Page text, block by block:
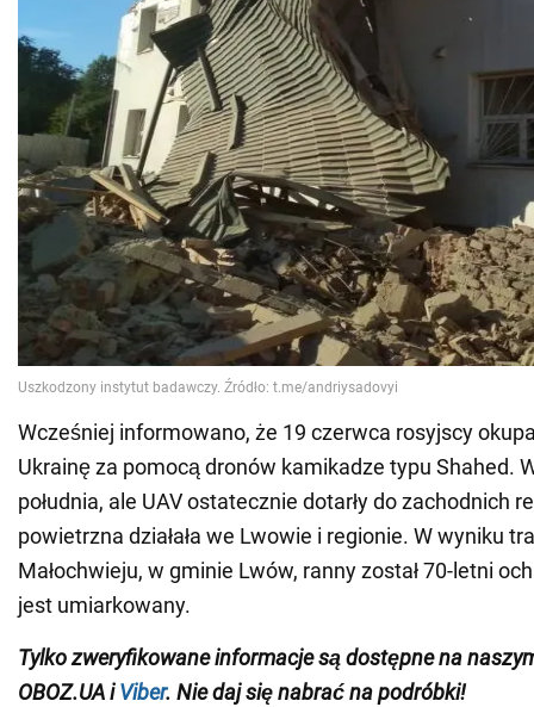
Wcześniej informowano, że 19 czerwca rosyjscy
Ukrainę za pomocą dronów kamikadze typu Shahed.
południa, ale UAV ostatecznie dotarły do zachodnich
powietrzna działała we Lwowie i regionie. W wyniku
Małochwieju, w gminie Lwów, ranny został 70-letni
jest umiarkowany.
Tylko zweryfikowane informacje są dostępne na
OBOZ.UA iViber. Nie daj się nabrać na podróbki!